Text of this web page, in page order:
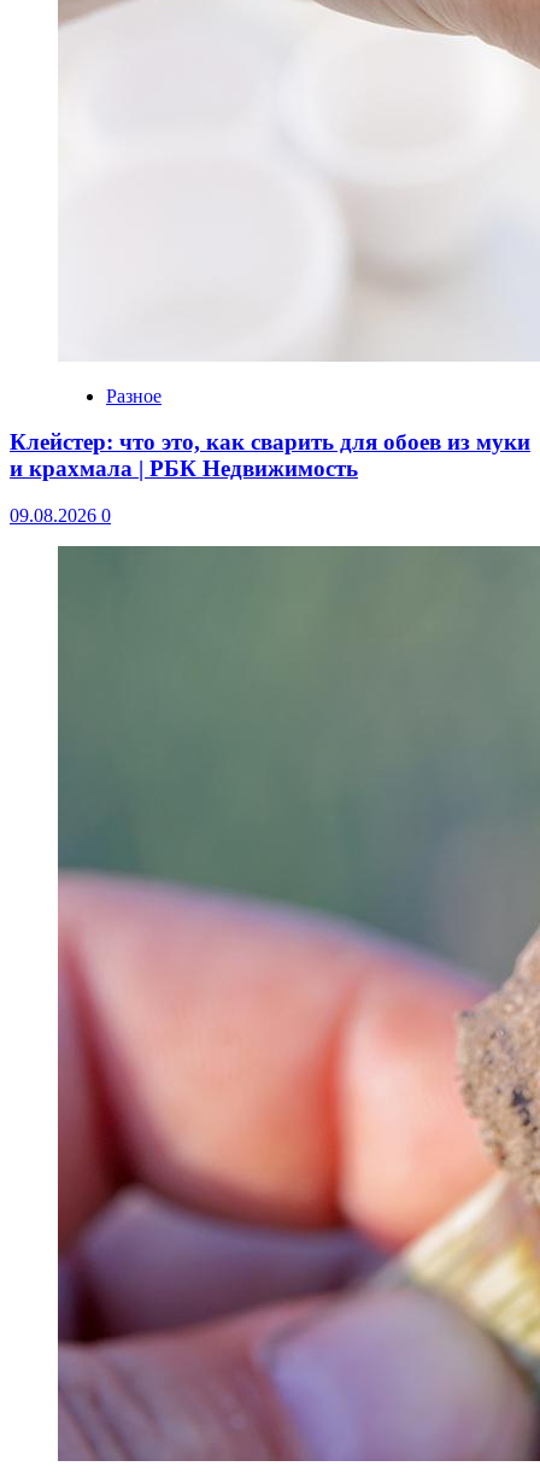
Разное
Клейстер: что это, как сварить для обоев из муки
и крахмала | РБК Недвижимость
09.08.2026 0